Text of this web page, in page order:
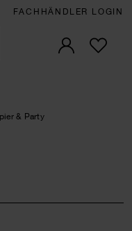
FACHHÄNDLER LOGIN
& Party